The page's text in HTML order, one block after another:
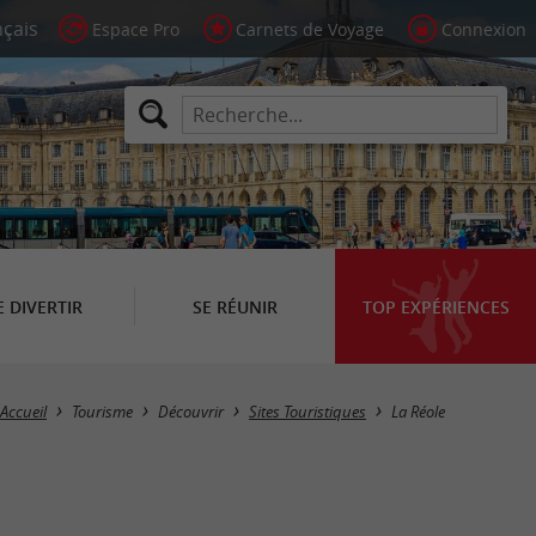
Espace Pro Carnets de Voyage Connexion
DIVERTIR SE RÉUNIR TOP EXPÉRIENCES
Masquer la carte
Accueil Tourisme Découvrir Sites Touristiques La Réole